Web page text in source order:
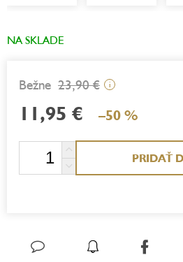
NA SKLADE
23,90 € i
11,95 € –50 %
PRIDAŤ